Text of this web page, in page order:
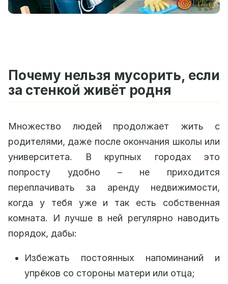
Почему нельзя мусорить, если
за стенкой живёт родня
Множество людей продолжает жить с
родителями, даже после окончания школы или
университета. В крупных городах это
попросту удобно – не приходится
переплачивать за аренду недвижимости,
когда у тебя уже и так есть собственная
комната. И лучше в ней регулярно наводить
порядок, дабы:
Избежать постоянных напоминаний и
упрёков со стороны матери или отца;